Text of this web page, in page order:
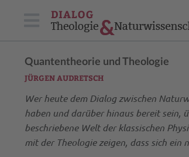
Quantentheorie und Theologie
JÜRGEN AUDRETSCH
Wer heute dem Dialog zwischen
haben und darüber hinaus bereit sein,
beschriebene Welt der klassischen
mit der Theologie zeigen, dass sich ein